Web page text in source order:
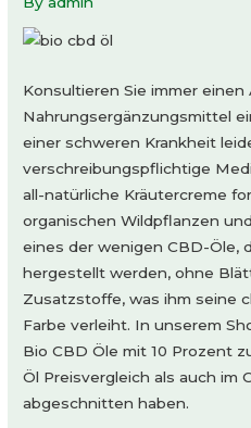
Konsultieren Sie immer einen
Nahrungsergänzungsmittel
einer schweren Krankheit
verschreibungspflichtige
all-natürliche Kräutercreme
organischen Wildpflanzen
eines der wenigen CBD-Öle,
hergestellt werden, ohne
Zusatzstoffe, was ihm seine
Farbe verleiht. In unserem
Bio CBD Öle mit 10 Prozent
Öl Preisvergleich als auch im
abgeschnitten haben.